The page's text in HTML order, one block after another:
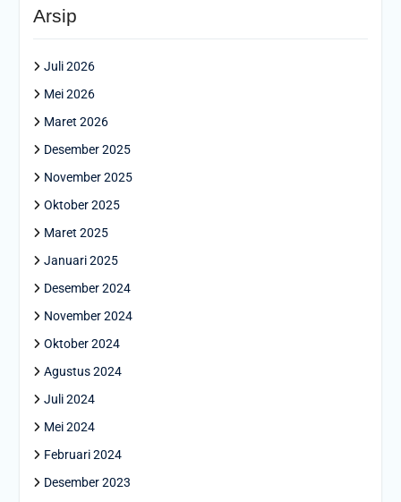
Arsip
Juli 2026
Mei 2026
Maret 2026
Desember 2025
November 2025
Oktober 2025
Maret 2025
Januari 2025
Desember 2024
November 2024
Oktober 2024
Agustus 2024
Juli 2024
Mei 2024
Februari 2024
Desember 2023